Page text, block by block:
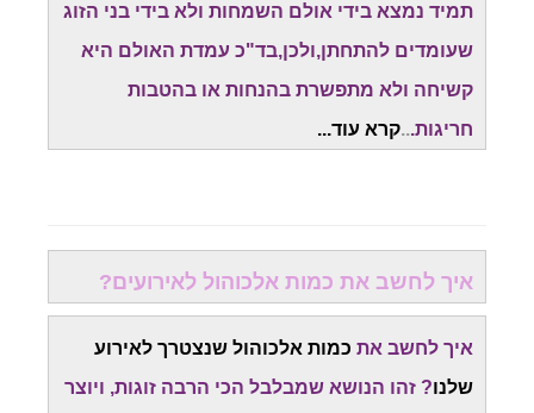
תמיד נמצא בידי אולם השמחות ולא בידי בני הזוג
שעומדים להתחתן,ולכן,בד"כ עמדת האולם היא
קשיחה ולא מתפשרת בהנחות או בהטבות
חריגות...קרא עוד...
איך לחשב את כמות אלכוהול לאירועים?
איך לחשב את כמות אלכוהול שנצטרך לאירוע
שלנו? זהו הנושא שמבלבל הכי הרבה זוגות, ויוצר